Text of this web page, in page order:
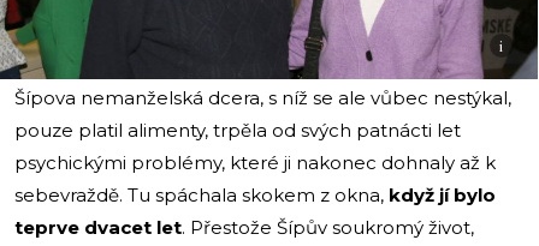
i
Šípova nemanželská dcera, s níž se ale vůbec nestýkal,
pouze platil alimenty, trpěla od svých patnácti let
psychickými problémy, které ji nakonec dohnaly až k
sebevraždě. Tu spáchala skokem z okna, když jí bylo
teprve dvacet let. Přestože Šípův soukromý život,